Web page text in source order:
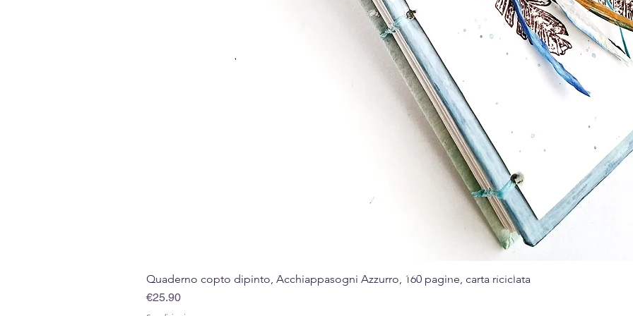
Quick View
Quaderno copto dipinto, Acchiappasogni Azzurro, 160 pagine, carta riciclata
Price
€25.90
Made with passion for the art of paper